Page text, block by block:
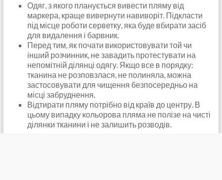
Одяг, з якого планується вивести пляму від
маркера, краще вивернути навиворіт. Підкласти
під місце роботи серветку, яка буде вбирати засіб
для видалення і барвник.
Перед тим, як почати використовувати той чи
інший розчинник, не завадить протестувати на
непомітній ділянці одягу. Якщо все в порядку:
тканина не розповзлася, не полиняла, можна
застосовувати для чищення безпосередньо на
місці забруднення.
Відтирати пляму потрібно від країв до центру. В
цьому випадку кольорова пляма не полізе на чисті
ділянки тканини і не залишить розводів.